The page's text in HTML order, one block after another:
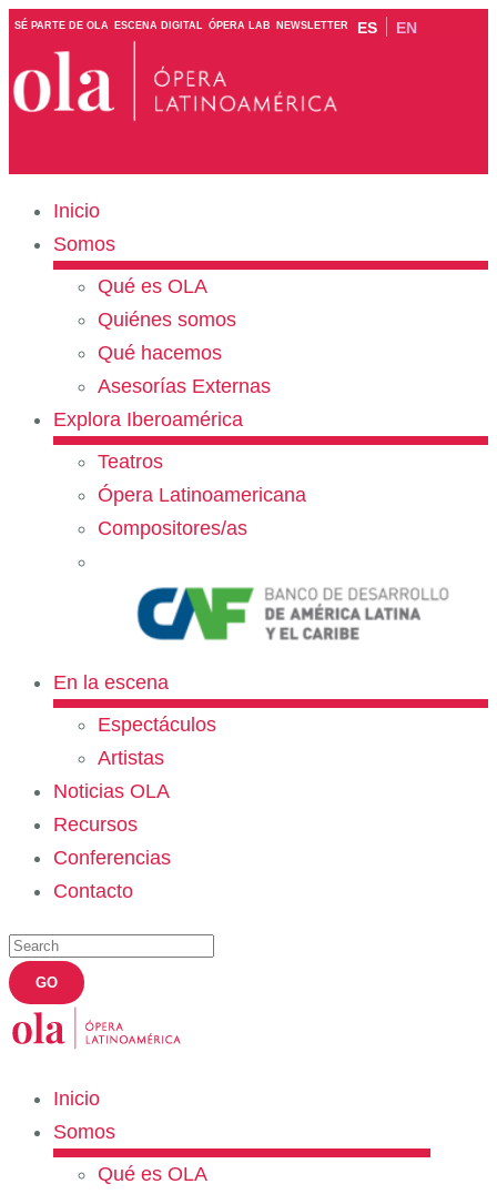
SÉ PARTE DE OLA ESCENA DIGITAL ÓPERA LAB NEWSLETTER ES EN
Inicio
Somos
Qué es OLA
Quiénes somos
Qué hacemos
Asesorías Externas
Explora Iberoamérica
Teatros
Ópera Latinoamericana
Compositores/as
En la escena
Espectáculos
Artistas
Noticias OLA
Recursos
Conferencias
Contacto
Inicio
Somos
Qué es OLA